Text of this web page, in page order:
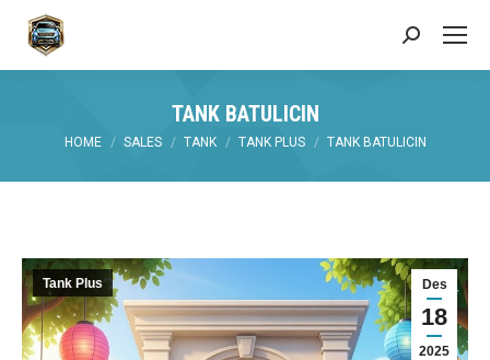
Search:
TANK BATULICIN
You are here:
HOME SALES TANK TANK PLUS TANK BATULICIN
Des
18
2025
Tank Plus